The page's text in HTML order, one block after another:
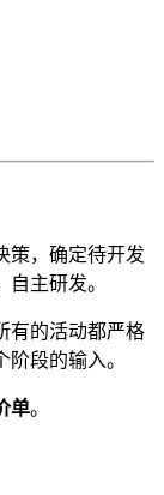
策，确定待开发
主研发。
有的活动都严格
段的输入。
单。